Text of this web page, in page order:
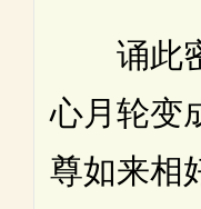
诵此密
心月轮变
尊如来相